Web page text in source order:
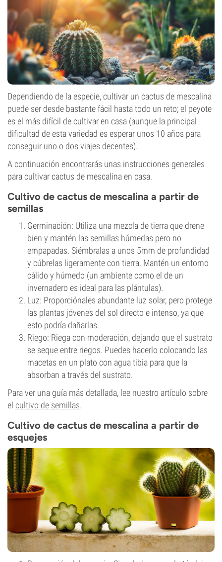
Dependiendo de la especie, cultivar un cactus de mescalina
puede ser desde bastante fácil hasta todo un reto; el peyote
es el más difícil de cultivar en casa (aunque la principal
dificultad de esta variedad es esperar unos 10 años para
conseguir uno o dos viajes decentes).
A continuación encontrarás unas instrucciones generales
para cultivar cactus de mescalina en casa.
Cultivo de cactus de mescalina a partir de
semillas
Germinación: Utiliza una mezcla de tierra que drene
bien y mantén las semillas húmedas pero no
empapadas. Siémbralas a unos 5mm de profundidad
y cúbrelas ligeramente con tierra. Mantén un entorno
cálido y húmedo (un ambiente como el de un
invernadero es ideal para las plántulas).
Luz: Proporciónales abundante luz solar, pero protege
las plantas jóvenes del sol directo e intenso, ya que
esto podría dañarlas.
Riego: Riega con moderación, dejando que el sustrato
se seque entre riegos. Puedes hacerlo colocando las
macetas en un plato con agua tibia para que la
absorban a través del sustrato.
Para ver una guía más detallada, lee nuestro artículo sobre
el cultivo de semillas.
Cultivo de cactus de mescalina a partir de
esquejes